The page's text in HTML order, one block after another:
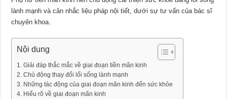
lành mạnh và cân nhắc liệu pháp nội tiết, dưới sự tư vấn của bác sĩ
chuyên khoa.
Nội dung
Giải đáp thắc mắc về giai đoạn tiền mãn kinh
Chủ động thay đổi lối sống lành mạnh
Những tác động của giai đoạn mãn kinh đến sức khỏe
Hiểu rõ về giai đoạn mãn kinh